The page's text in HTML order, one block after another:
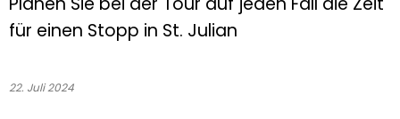
für einen Stopp in St. Julian
22. Juli 2024